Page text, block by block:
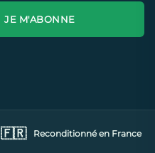
JE M'ABONNE
🇫🇷 Reconditionné en France